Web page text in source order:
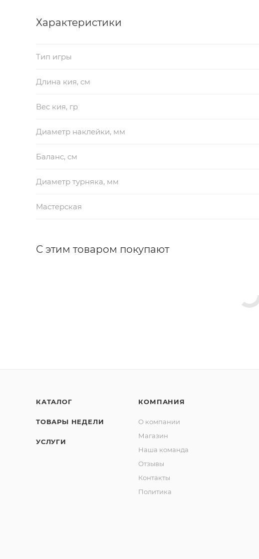
Характеристики
Тип игры
Длина кия, см
Вес кия, гр
Диаметр наклейки, мм
Баланс, см
Диаметр турняка, мм
Мастерская
С этим товаром покупают
КАТАЛОГ
ТОВАРЫ НЕДЕЛИ
УСЛУГИ
КОМПАНИЯ
О компании
Магазин
Наша команда
Отзывы
Контакты
Политика